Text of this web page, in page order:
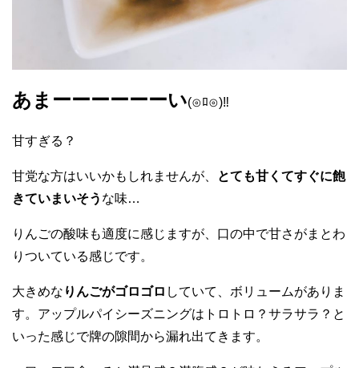
あまーーーーーーい(⊙︎ﾛ⊙︎)‼︎
甘すぎる？
甘党な方はいいかもしれませんが、
とても甘くてすぐに飽
きていまいそう な味…
りんごの酸味も適度に感じますが、口の中で甘さがまとわ
りついている感じです。
大きめな りんごがゴロゴロ していて、ボリュームがありま
す。アップルパイシーズニングはトロトロ？サラサラ？と
いった感じで牌の隙間から漏れ出てきます。